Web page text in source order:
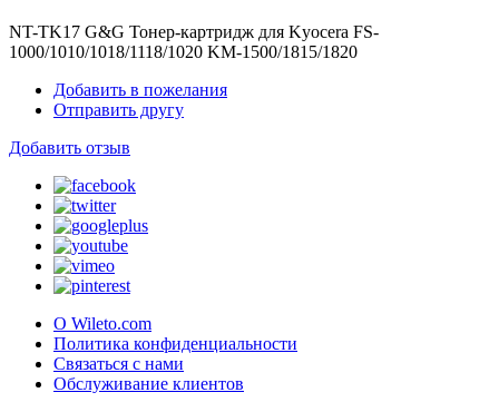
NT-TK17 G&G Тонер-картридж для Kyocera FS-
1000/1010/1018/1118/1020 KM-1500/1815/1820
Добавить в пожелания
Отправить другу
Добавить отзыв
О Wileto.com
Политика конфиденциальности
Связаться с нами
Обслуживание клиентов